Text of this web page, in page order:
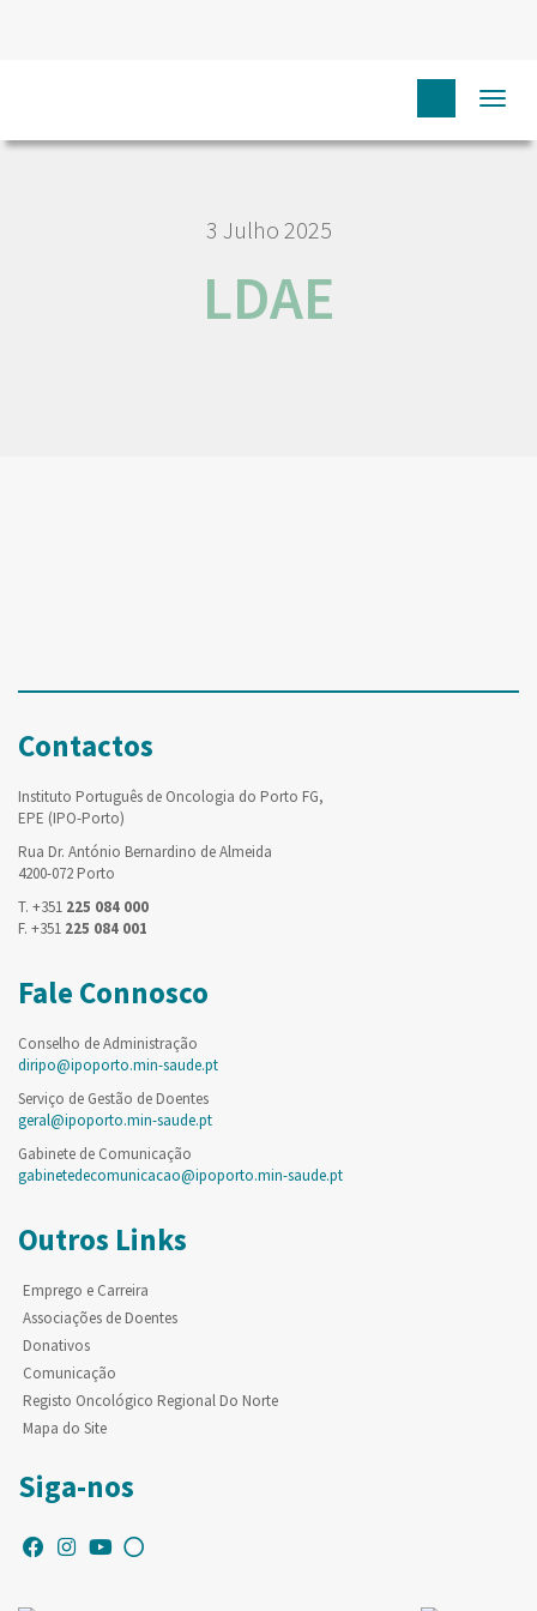
3 Julho 2025
LDAE
Contactos
Instituto Português de Oncologia do Porto FG,
EPE (IPO-Porto)
Rua Dr. António Bernardino de Almeida
4200-072 Porto
T. +351 225 084 000
F. +351 225 084 001
Fale Connosco
Conselho de Administração
diripo@ipoporto.min-saude.pt
Serviço de Gestão de Doentes
geral@ipoporto.min-saude.pt
Gabinete de Comunicação
gabinetedecomunicacao@ipoporto.min-saude.pt
Outros Links
Emprego e Carreira
Associações de Doentes
Donativos
Comunicação
Registo Oncológico Regional Do Norte
Mapa do Site
Siga-nos